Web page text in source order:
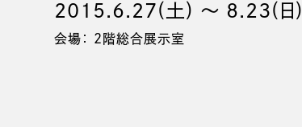
2015.6.27(土) 〜 8.23(日)
会場： 2階総合展示室